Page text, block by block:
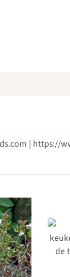
| https://